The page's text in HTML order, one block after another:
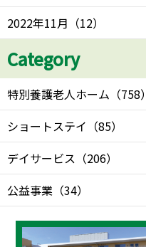
2022年11月 （12）
Category
特別養護老人ホーム （758）
ショートステイ （85）
デイサービス （206）
公益事業 （34）